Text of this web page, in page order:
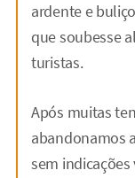
ardente e
que soubesse
turistas.
Após muitas
abandonamos
sem indicações